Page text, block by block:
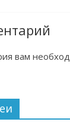
вам